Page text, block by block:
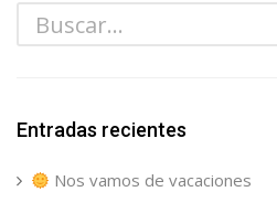
Entradas recientes
Nos vamos de vacaciones